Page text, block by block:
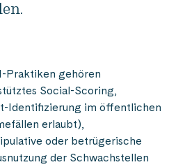
Praktiken gehören
Social-Scoring,
Identifizierung im öffentlichen
erlaubt),
oder betrügerische
der Schwachstellen